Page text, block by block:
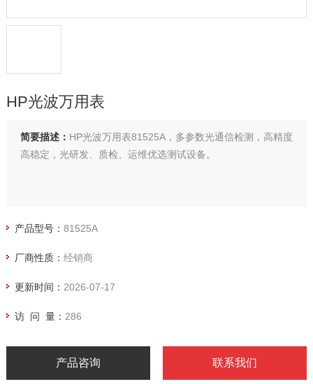
HP光波万用表
简要描述： HP光波万用表81525A，多参数光通信检测，高精度
高稳定，光研发、质检、运维优选测试设备。
产品型号： 81525A
厂商性质： 经销商
更新时间： 2026-07-17
访 问 量： 286
产品咨询 联系我们